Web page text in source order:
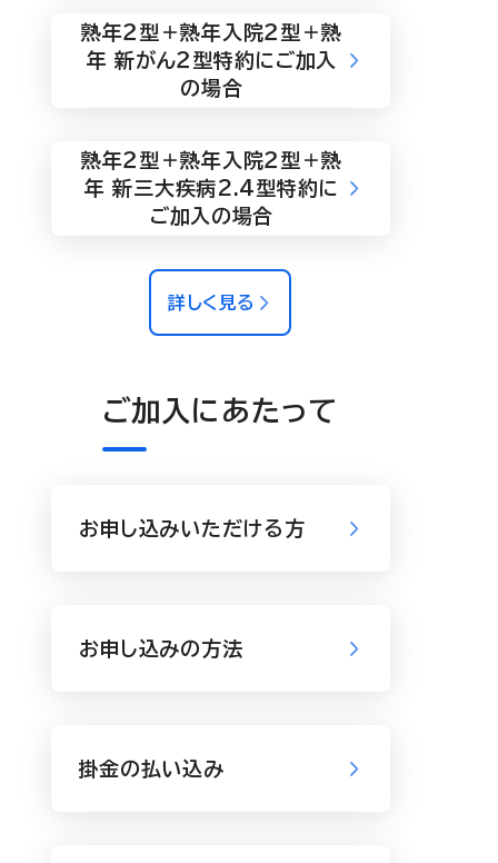
熟年２型＋熟年入院２型＋熟
年 新がん２型特約にご加入
の場合
熟年２型＋熟年入院２型＋熟
年 新三大疾病2.4型特約に
ご加入の場合
詳しく見る
ご加入にあたって
お申し込みいただける方
お申し込みの方法
掛金の払い込み